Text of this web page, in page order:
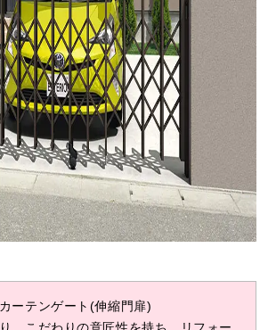
ーテンゲート(伸縮門扉)